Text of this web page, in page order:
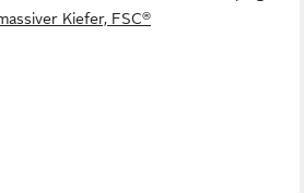
Kiefer, FSC®